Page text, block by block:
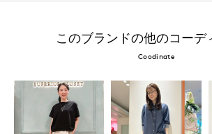
このブランドの他のコーデ
Coodinate